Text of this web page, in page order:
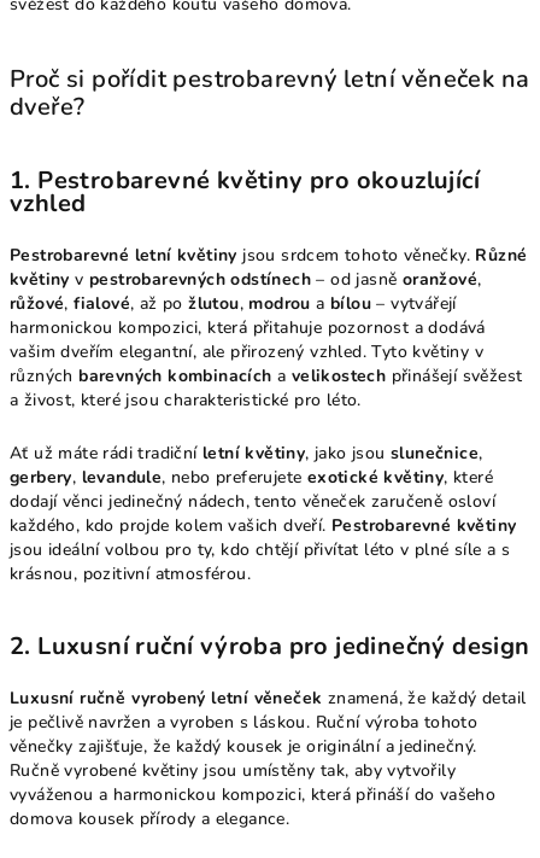
Proč si pořídit pestrobarevný letní věneček na
dveře?
1. Pestrobarevné květiny pro okouzlující
vzhled
Pestrobarevné letní květiny jsou srdcem tohoto věnečky. Různé
květiny v pestrobarevných odstínech – od jasně oranžové,
růžové,fialové, až požlutou, modrou a bílou – vytvářejí
harmonickou kompozici, která přitahuje pozornost a dodává
vašim dveřím elegantní, ale přirozený vzhled. Tyto květiny v
různých barevných kombinacích a velikostech přinášejí svěžest
a živost, které jsou charakteristické pro léto.
Ať už máte rádi tradiční letní květiny, jako jsouslunečnice,
gerbery, levandule, nebo preferujete exotické květiny, které
dodají věnci jedinečný nádech, tento věneček zaručeně osloví
každého, kdo projde kolem vašich dveří. Pestrobarevné květiny
jsou ideální volbou pro ty, kdo chtějí přivítat léto v plné síle a s
krásnou, pozitivní atmosférou.
2. Luxusní ruční výroba pro jedinečný design
Luxusní ručně vyrobený letní věneček znamená, že každý detail
je pečlivě navržen a vyroben s láskou. Ruční výroba tohoto
věnečky zajišťuje, že každý kousek je originální a jedinečný.
Ručně vyrobené květiny jsou umístěny tak, aby vytvořily
vyváženou a harmonickou kompozici, která přináší do vašeho
domova kousek přírody a elegance.